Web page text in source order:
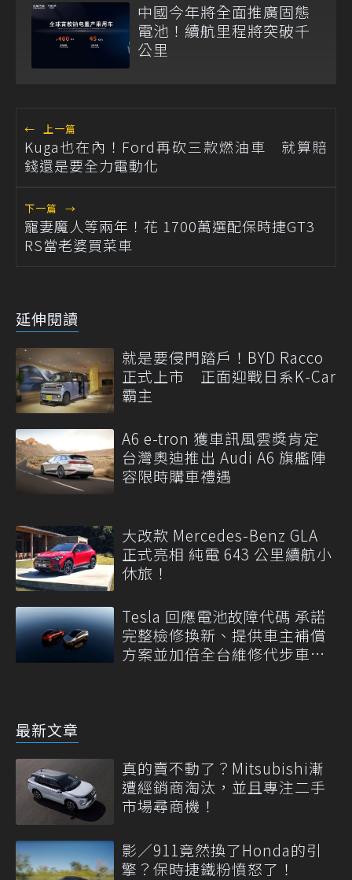
中國今年將全面推廣固態
電池！續航里程將突破千
公里
← 上一篇
Kuga也在內！Ford再砍三款燃油車 就算賠
錢還是要全力電動化
下一篇 →
寵妻魔人等兩年！花 1700萬選配保時捷GT3
RS當老婆買菜車
延伸閱讀
就是要侵門踏戶！BYD Racco
正式上市 正面迎戰日系K-Car
霸主
A6 e-tron 獲車訊風雲獎肯定
台灣奧迪推出 Audi A6 旗艦陣
容限時購車禮遇
大改款 Mercedes-Benz GLA
正式亮相 純電 643 公里續航小
休旅！
Tesla 回應電池故障代碼 承諾
完整檢修換新、提供車主補償
方案並加倍全台維修代步車數
最新文章
真的賣不動了？Mitsubishi漸
遭經銷商淘汰，並且專注二手
市場尋商機！
影／911竟然換了Honda的引
擎？保時捷鐵粉憤怒了！